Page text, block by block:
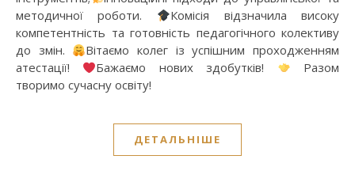
методичної роботи.
Комісія відзначила високу
компетентність та готовність педагогічного колективу
до змін.
Вітаємо колег із успішним проходженням
атестації!
Бажаємо нових здобутків!
Разом
творимо сучасну освіту!
ДЕТАЛЬНІШЕ